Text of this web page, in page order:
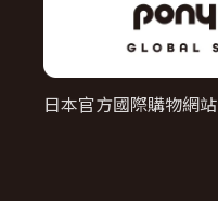
日本官方國際購物網站